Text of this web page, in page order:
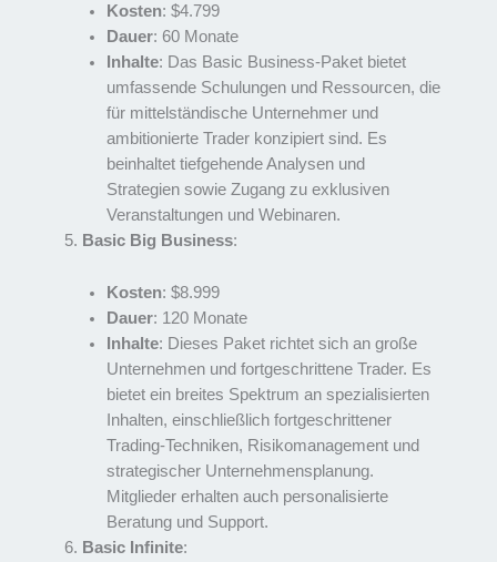
Kosten: $4.799
Dauer: 60 Monate
Inhalte: Das Basic Business-Paket bietet
umfassende Schulungen und Ressourcen, die
für mittelständische Unternehmer und
ambitionierte Trader konzipiert sind. Es
beinhaltet tiefgehende Analysen und
Strategien sowie Zugang zu exklusiven
Veranstaltungen und Webinaren.
Basic Big Business:
Kosten: $8.999
Dauer: 120 Monate
Inhalte: Dieses Paket richtet sich an große
Unternehmen und fortgeschrittene Trader. Es
bietet ein breites Spektrum an spezialisierten
Inhalten, einschließlich fortgeschrittener
Trading-Techniken, Risikomanagement und
strategischer Unternehmensplanung.
Mitglieder erhalten auch personalisierte
Beratung und Support.
Basic Infinite: